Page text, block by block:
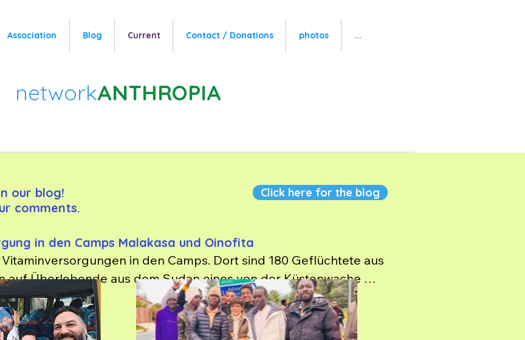
Association Blog Current Contact / Donations photos ...
networkANTHROPIA
our blog!
comments.
Click here for the blog
in den Camps Malakasa und Oinofita
in den Camps. Dort sind 180 Geflüchtete aus
Überlebende aus dem Sudan eines von der Küstenwache
wir versorgen nach wie vor Familien, die wir schon lange
ausharren. Wir organisieren wie immer schnell und
ist gross!